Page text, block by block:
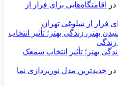
در
اقامتگاه‌هایی برای فرار از
فرار از شلوغی تهران
بهتر، زندگی بهتر؛ تأثیر انتخاب
بهتر؛ تأثیر انتخاب سمعک
در جدیدترین مدل نورپردازی نما